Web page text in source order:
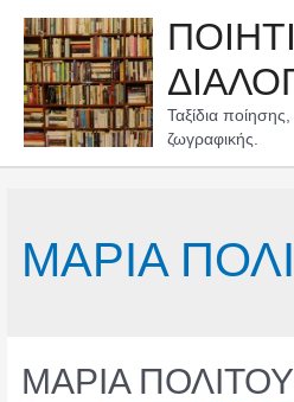
περιεχόμενο
Ταξίδια
ζωγραφικής.
ΜΑΡΙΑ
ΜΑΡΙΑ ΠΟΛΙΤΟΥ